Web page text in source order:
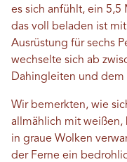
es sich anfühlt, ein 5,5
das voll beladen ist
Ausrüstung für sechs
wechselte sich ab
Dahingleiten und dem
Wir bemerkten, wie
allmählich mit weißen,
in graue Wolken
der Ferne ein